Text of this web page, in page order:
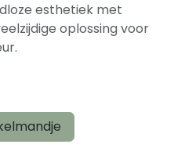
esthetiek met
oplossing voor